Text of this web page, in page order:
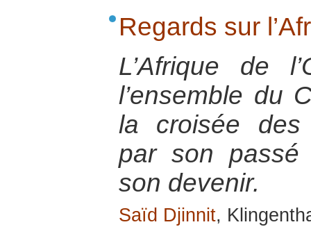
Regards sur
L’Afrique de
l’ensemble du
la croisée des
par son passé
son devenir.
Saïd Djinnit,